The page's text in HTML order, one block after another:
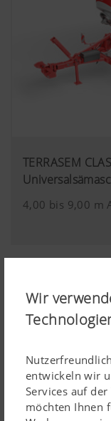
Wir
entwickeln wir
Services auf
möchten Ihnen
TERRASEM
4,00 bis 9,00 m